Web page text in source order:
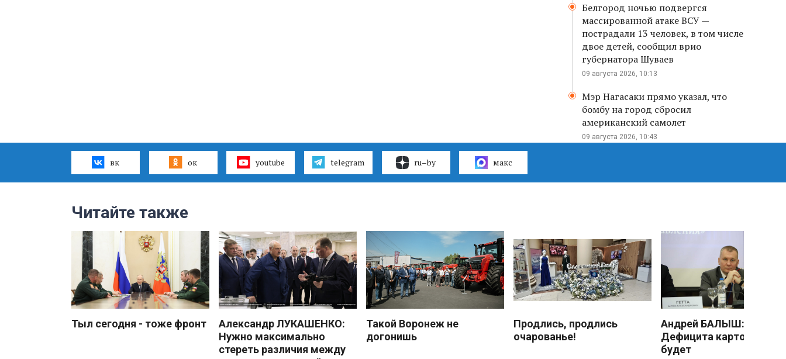
Белгород ночью подвергся
массированной атаке ВСУ —
пострадали 13 человек, в том числе
двое детей, сообщил врио
губернатора Шуваев
09 августа 2026, 10:13
Мэр Нагасаки прямо указал, что
бомбу на город сбросил
американский самолет
09 августа 2026, 10:43
вк ок youtube telegram ru–by макс
Читайте также
Тыл сегодня - тоже фронт
Александр ЛУКАШЕНКО:
Нужно максимально
стереть различия между
Такой Воронеж не
догонишь
Продлись, продлись
очарованье!
Андрей БАЛЫШ:
Дефицита картофеля не
будет